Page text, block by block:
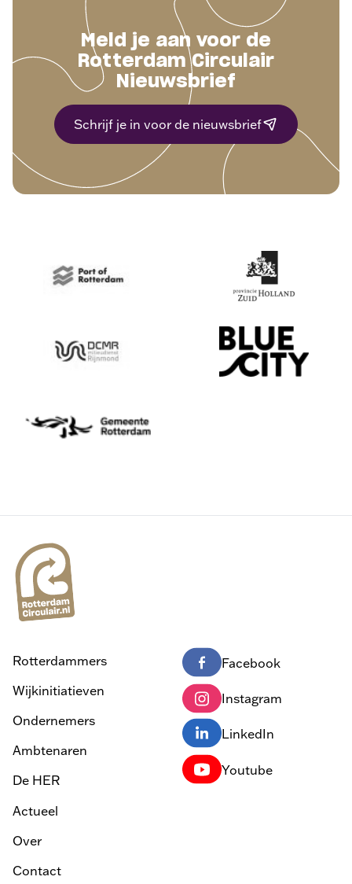
Meld je aan voor de
Rotterdam Circulair
Nieuwsbrief
Schrijf je in voor de nieuwsbrief
Rotterdammers
Wijkinitiatieven
Ondernemers
Ambtenaren
De HER
Actueel
Over
Contact
Facebook
Instagram
LinkedIn
Youtube